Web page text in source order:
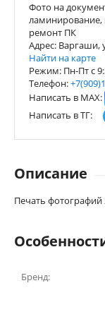
Фото на
ламинирование,
ремонт ПК
Адрес: Варгаши,
Найти на карте
Режим: Пн-Пт с
Телефон:
Написать в МАХ:
Написать в ТГ:
Описание
Печать
Бренд: